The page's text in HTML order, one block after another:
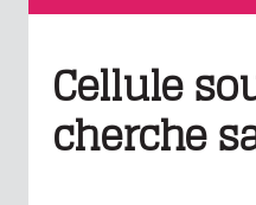
Cellule
cherche